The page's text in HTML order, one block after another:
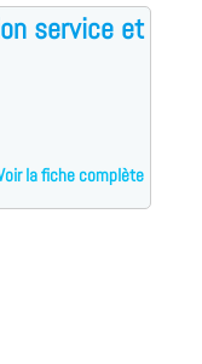
service et
la fiche complète